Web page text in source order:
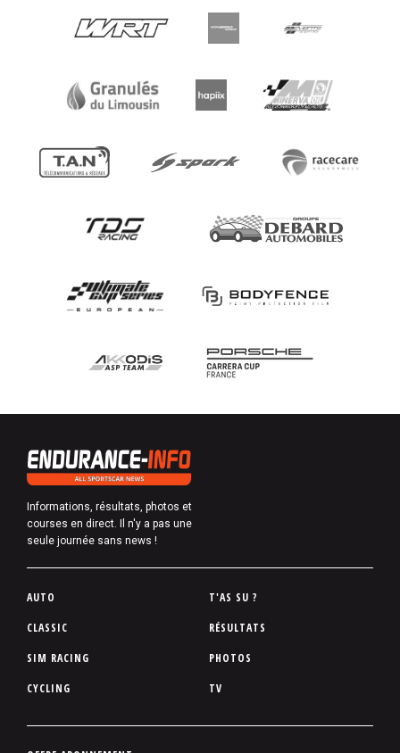
Informations, résultats, photos et
courses en direct. Il n'y a pas une
seule journée sans news !
P
d
d
p
AUTO
CLASSIC
SIM RACING
CYCLING
T'AS SU ?
RÉSULTATS
PHOTOS
TV